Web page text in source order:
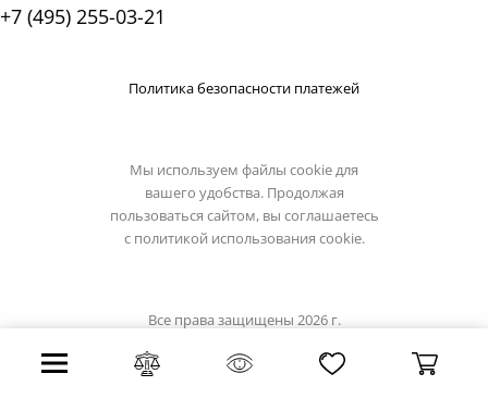
+7 (495) 255-03-21
Политика безопасности платежей
Мы используем файлы cookie для
вашего удобства. Продолжая
пользоваться сайтом, вы соглашаетесь
с политикой использования cookie.
Все права защищены 2026 г.